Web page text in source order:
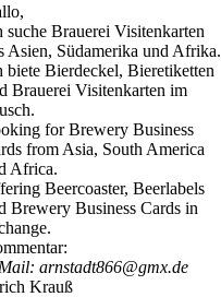
suche Brauerei Visitenkarten
Asien, Südamerika und Afrika.
biete Bierdeckel, Bieretiketten
Brauerei Visitenkarten im
for Brewery Business
from Asia, South America
Africa.
Beercoaster, Beerlabels
Brewery Business Cards in
arnstadt866@gmx.de
Krauß